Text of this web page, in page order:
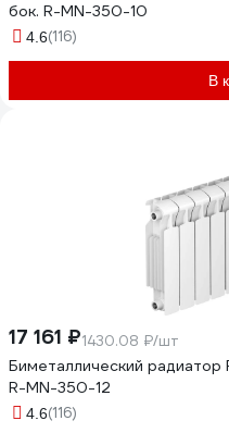
бок. R-MN-350-10
4.6(116)
В
17 161 ₽1430.08 ₽/шт
Биметаллический радиатор
R-MN-350-12
4.6(116)